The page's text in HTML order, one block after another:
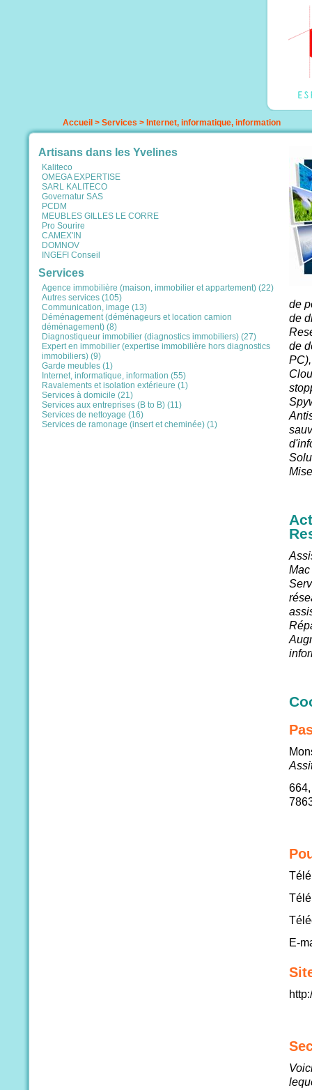
Accueil > Services > Internet, informatique, information
Artisans dans les Yvelines
Kaliteco
OMEGA EXPERTISE
SARL KALITECO
Governatur SAS
PCDM
MEUBLES GILLES LE CORRE
Pro Sourire
CAMEX'IN
DOMNOV
INGEFI Conseil
Services
Agence immobilière (maison, immobilier et appartement) (22)
Autres services (105)
Communication, image (13)
Déménagement (déménageurs et location camion
déménagement) (8)
Diagnostiqueur immobilier (diagnostics immobiliers) (27)
Expert en immobilier (expertise immobilière hors diagnostics
immobiliers) (9)
Garde meubles (1)
Internet, informatique, information (55)
Ravalements et isolation extérieure (1)
Services à domicile (21)
Services aux entreprises (B to B) (11)
Services de nettoyage (16)
Services de ramonage (insert et cheminée) (1)
de
de
de
E-